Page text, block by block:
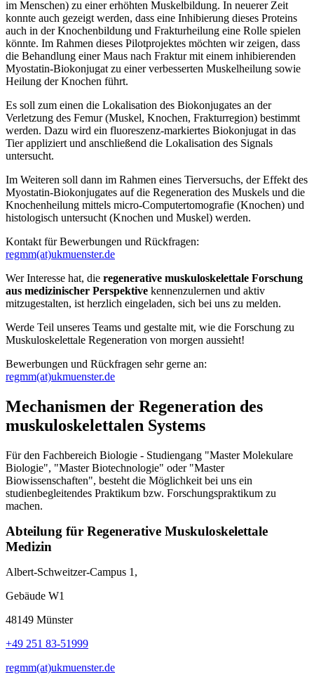
im Menschen) zu einer erhöhten Muskelbildung. In neuerer Zeit
konnte auch gezeigt werden, dass eine Inhibierung dieses Proteins
auch in der Knochenbildung und Frakturheilung eine Rolle spielen
könnte. Im Rahmen dieses Pilotprojektes möchten wir zeigen, dass
die Behandlung einer Maus nach Fraktur mit einem inhibierenden
Myostatin-Biokonjugat zu einer verbesserten Muskelheilung sowie
Heilung der Knochen führt.
Es soll zum einen die Lokalisation des Biokonjugates an der
Verletzung des Femur (Muskel, Knochen, Frakturregion) bestimmt
werden. Dazu wird ein fluoreszenz-markiertes Biokonjugat in das
Tier appliziert und anschließend die Lokalisation des Signals
untersucht.
Im Weiteren soll dann im Rahmen eines Tierversuchs, der Effekt des
Myostatin-Biokonjugates auf die Regeneration des Muskels und die
Knochenheilung mittels micro-Computertomografie (Knochen) und
histologisch untersucht (Knochen und Muskel) werden.
Kontakt für Bewerbungen und Rückfragen:
regmm(at)ukmuenster.de
Wer Interesse hat, die regenerative muskuloskelettale Forschung
aus medizinischer Perspektive kennenzulernen und aktiv
mitzugestalten, ist herzlich eingeladen, sich bei uns zu melden.
Werde Teil unseres Teams und gestalte mit, wie die Forschung zu
Muskuloskelettale Regeneration von morgen aussieht!
Bewerbungen und Rückfragen sehr gerne an:
regmm(at)ukmuenster.de
Mechanismen der Regeneration des
muskuloskelettalen Systems
Für den Fachbereich Biologie - Studiengang "Master Molekulare
Biologie", "Master Biotechnologie" oder "Master
Biowissenschaften", besteht die Möglichkeit bei uns ein
studienbegleitendes Praktikum bzw. Forschungspraktikum zu
machen.
Abteilung für Regenerative Muskuloskelettale
Medizin
Albert-Schweitzer-Campus 1,
Gebäude W1
48149 Münster
+49 251 83-51999
regmm(at)ukmuenster.de